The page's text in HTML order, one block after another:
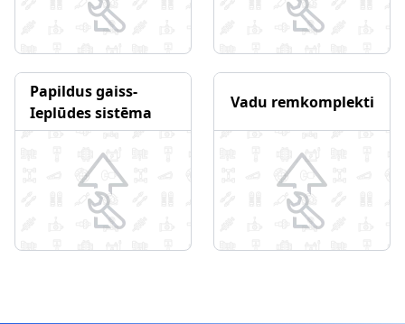
Papildus gaiss-
Ieplūdes sistēma
Vadu remkomplekti